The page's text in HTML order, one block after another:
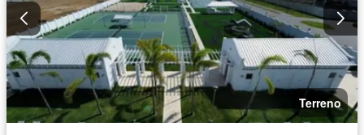
Terreno